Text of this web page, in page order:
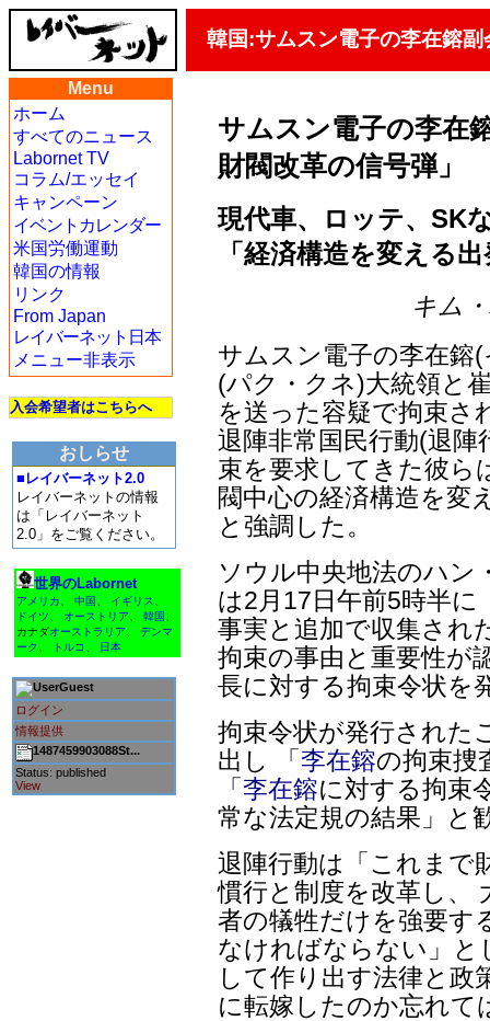
韓国:サムスン電子の李在鎔副
Menu
ホーム
すべてのニュース
Labornet TV
コラム/エッセイ
キャンペーン
イベントカレンダー
米国労働運動
韓国の情報
リンク
From Japan
レイバーネット日本
メニュー非表示
入会希望者はこちらへ
おしらせ
■レイバーネット2.0
レイバーネットの情報
は「レイバーネット
2.0」をご覧ください。
世界のLabornet
アメリカ 中国 イギリス
ドイツ
オーストリア 韓国
カナダオーストラリア
デンマ
ーク
トルコ 日本
Guest
ログイン
情報提供
1487459903088St...
Status: published
View
サムスン電子の李在
財閥改革の信号弾」
現代車、ロッテ、SK
「経済構造を変える
キム
サムスン電子の李在鎔
(パク・クネ)大統領と
を送った容疑で拘束さ
退陣非常国民行動(退
束を要求してきた彼ら
閥中心の経済構造を変
と強調した。
ソウル中央地法のハン
は2月17日午前5時半
事実と追加で収集され
拘束の事由と重要性が
長に対する拘束令状を
拘束令状が発行された
出し 「李在鎔の拘束捜
「李在鎔に対する拘束
常な法定規の結果」と
退陣行動は「これまで
慣行と制度を改革し、
者の犠牲だけを強要す
なければならない」と
して作り出す法律と政
に転嫁したのか忘れて